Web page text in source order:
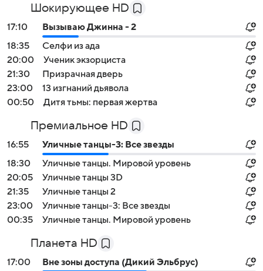
Шокирующее HD
17:10
Вызываю Джинна - 2
18:35
Селфи из ада
20:00
Ученик экзорциста
21:30
Призрачная дверь
23:00
13 изгнаний дьявола
00:50
Дитя тьмы: первая жертва
Премиальное HD
16:55
Уличные танцы-3: Все звезды
18:30
Уличные танцы. Мировой уровень
20:05
Уличные танцы 3D
21:35
Уличные танцы 2
23:00
Уличные танцы-3: Все звезды
00:35
Уличные танцы. Мировой уровень
Планета HD
17:00
Вне зоны доступа (Дикий Эльбрус)